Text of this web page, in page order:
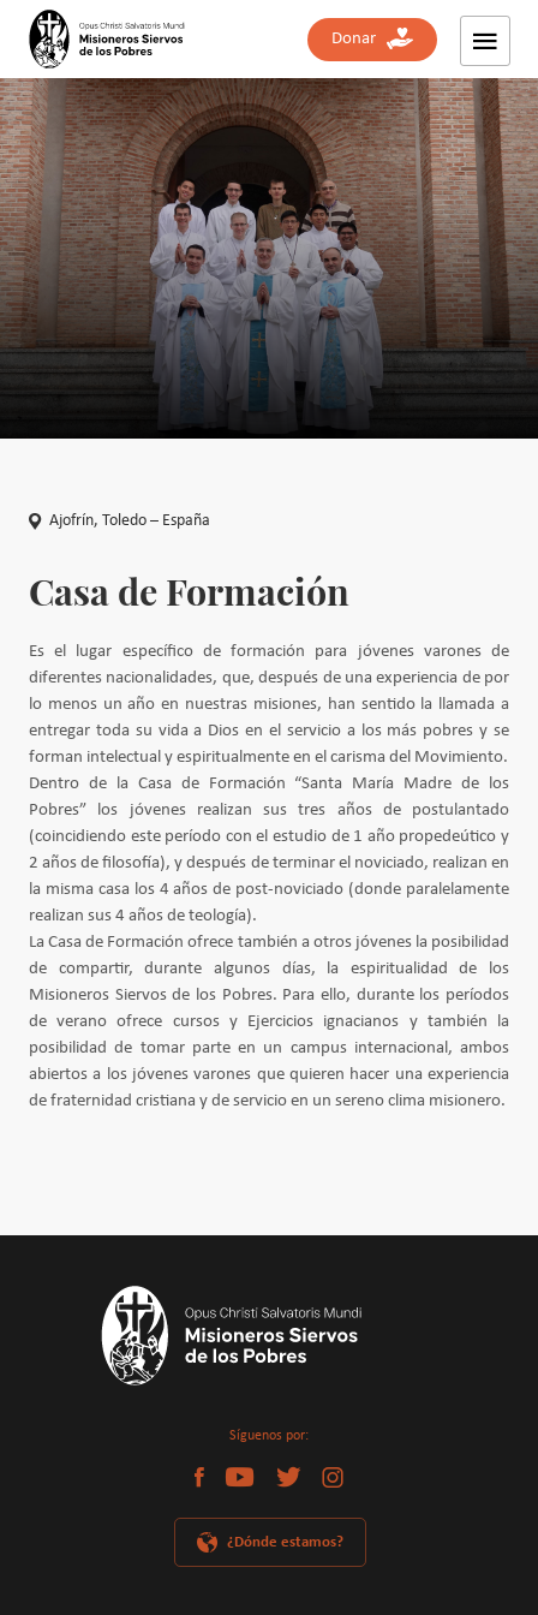
Donar
Ajofrín, Toledo – España
Casa de Formación
Es el lugar específico de formación para jóvenes varones de
diferentes nacionalidades, que, después de una experiencia de por
lo menos un año en nuestras misiones, han sentido la llamada a
entregar toda su vida a Dios en el servicio a los más pobres y se
forman intelectual y espiritualmente en el carisma del Movimiento.
Dentro de la Casa de Formación “Santa María Madre de los
Pobres” los jóvenes realizan sus tres años de postulantado
(coincidiendo este período con el estudio de 1 año propedeútico y
2 años de filosofía), y después de terminar el noviciado, realizan en
la misma casa los 4 años de post-noviciado (donde paralelamente
realizan sus 4 años de teología).
La Casa de Formación ofrece también a otros jóvenes la posibilidad
de compartir, durante algunos días, la espiritualidad de los
Misioneros Siervos de los Pobres. Para ello, durante los períodos
de verano ofrece cursos y Ejercicios ignacianos y también la
posibilidad de tomar parte en un campus internacional, ambos
abiertos a los jóvenes varones que quieren hacer una experiencia
de fraternidad cristiana y de servicio en un sereno clima misionero.
Síguenos por:
¿Dónde estamos?